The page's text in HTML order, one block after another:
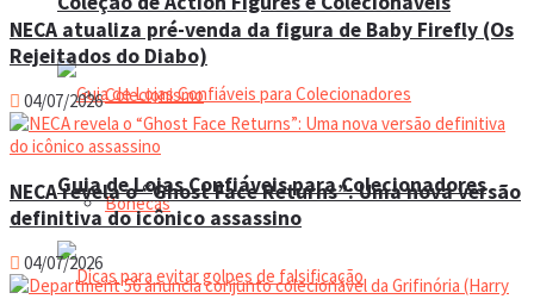
Colecionismo
Bonecas
Guia de Lojas Confiáveis para Colecionadores
NECA atualiza pré-venda da figura de Baby Firefly (Os
Rejeitados do Diabo)
04/07/2026
NECA revela o “Ghost Face Returns”: Uma nova versão
definitiva do icônico assassino
04/07/2026